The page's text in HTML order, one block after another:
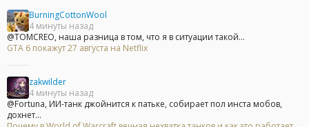
BurningCottonWool
4 минуты назад
@TOMCREO, наша разница в том, что я в ситуации такой...
GTA 6 покажут 27 августа на Netflix
zakwilder
4 минуты назад
@Fortuna, ИИ-танк джойнится к патьке, собирает пол инста мобов,
дохнет...